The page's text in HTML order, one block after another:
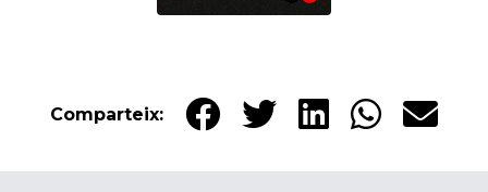
Comparteix: